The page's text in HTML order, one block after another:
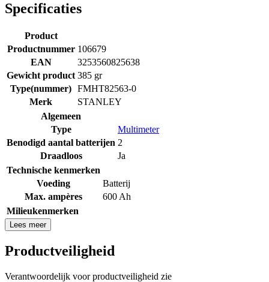
Specificaties
Product
Productnummer 106679
EAN
3253560825638
Gewicht product 385 gr
Type(nummer) FMHT82563-0
Merk
STANLEY
Algemeen
Type
Multimeter
Benodigd aantal batterijen 2
Draadloos
Ja
Technische kenmerken
Voeding
Batterij
Max. ampères
600 Ah
Milieukenmerken
Lees meer
Productveiligheid
Verantwoordelijk voor productveiligheid zie